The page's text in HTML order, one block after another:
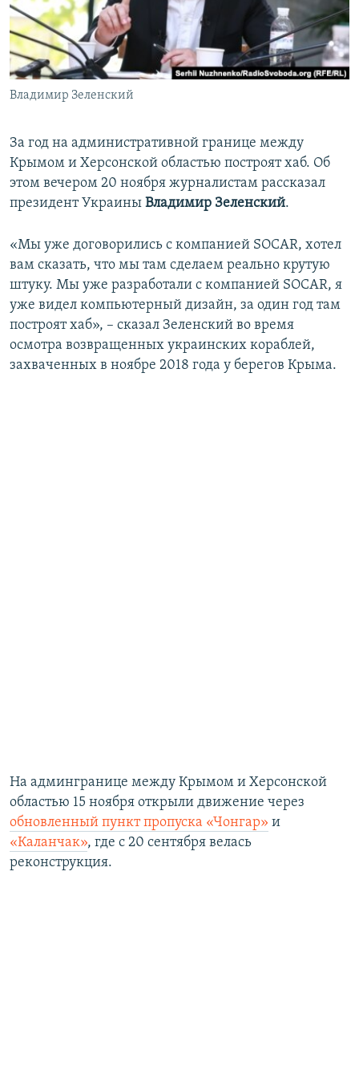
ПОБЕДИТЕЛЕЙ НЕ СУДЯТ?
КРЫМ.НЕПОКОРЕННЫЙ
ELIFBE
УКРАИНСКАЯ ПРОБЛЕМА КРЫМА
ПРИСОЕДИНЯЙТЕСЬ!
Владимир Зеленский
За год на административной границе между
Крымом и Херсонской областью построят хаб. Об
этом вечером 20 ноября журналистам рассказал
президент Украины Владимир Зеленский.
«Мы уже договорились с компанией SOCAR, хотел
вам сказать, что мы там сделаем реально крутую
штуку. Мы уже разработали с компанией SOCAR, я
уже видел компьютерный дизайн, за один год там
построят хаб», – сказал Зеленский во время
осмотра возвращенных украинских кораблей,
захваченных в ноябре 2018 года у берегов Крыма.
На админгранице между Крымом и Херсонской
областью 15 ноября открыли движение через
обновленный пункт пропуска «Чонгар» и
«Каланчак», где с 20 сентября велась
реконструкция.